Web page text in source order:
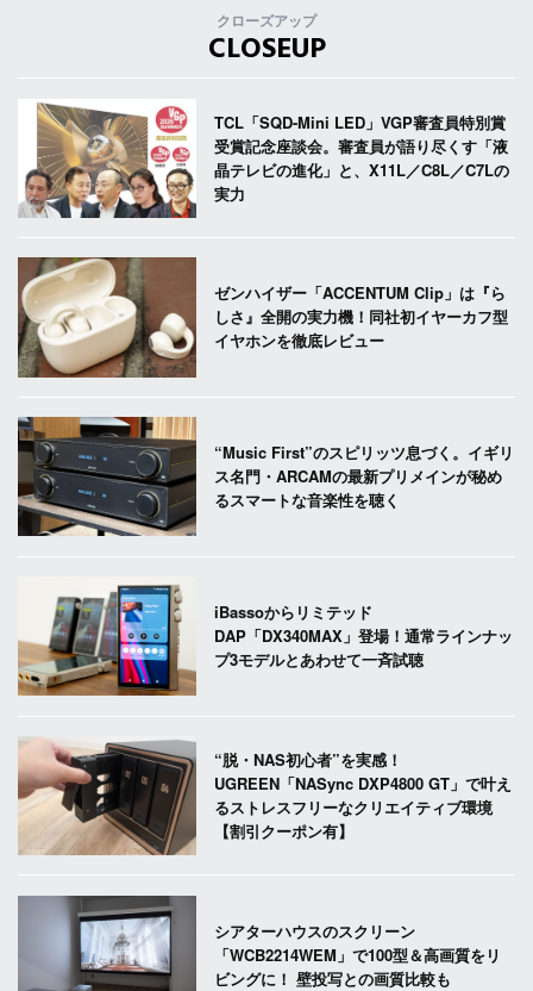
クローズアップ
CLOSEUP
TCL「SQD-Mini LED」VGP審査員特別賞
受賞記念座談会。審査員が語り尽くす「液
晶テレビの進化」と、X11L／C8L／C7Lの
実力
ゼンハイザー「ACCENTUM Clip」は『ら
しさ』全開の実力機！同社初イヤーカフ型
イヤホンを徹底レビュー
“Music First”のスピリッツ息づく。イギリ
ス名門・ARCAMの最新プリメインが秘め
るスマートな音楽性を聴く
iBassoからリミテッド
DAP「DX340MAX」登場！通常ラインナッ
プ3モデルとあわせて一斉試聴
“脱・NAS初心者”を実感！
UGREEN「NASync DXP4800 GT」で叶え
るストレスフリーなクリエイティブ環境
【割引クーポン有】
シアターハウスのスクリーン
「WCB2214WEM」で100型＆高画質をリ
ビングに！ 壁投写との画質比較も